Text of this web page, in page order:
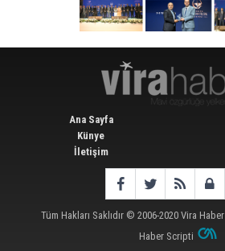
Ana Sayfa
Künye
İletişim
Tüm Hakları Saklıdır © 2006-2020 Vira Haber
Haber Scripti